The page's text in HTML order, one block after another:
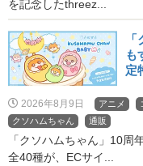
を記念したthreez...
も
定
2026年8月9日 アニメ
クソハムちゃん
通販
「クソハムちゃん」10周
全40種が、ECサイ...